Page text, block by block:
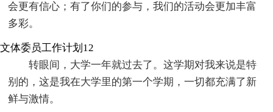
会更有信心；有了你们的参与，我们的活动会更加丰富
多彩。
文体委员工作计划12
转眼间，大学一年就过去了。这学期对我来说是特
别的，这是我在大学里的第一个学期，一切都充满了新
鲜与激情。